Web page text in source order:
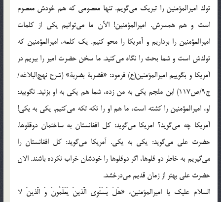
تولد اميرالمؤمنين را تبريك مي‌گويم. تنها معصومي كه هم خودش معصوم
است و هم همسرش. اميرالمؤمنين! الآن ما مي‌توانيم يكي از كلمات
اميرالمؤمنين را برداريم و آمريكا را محو كنيم. يك كلمه، اميرالمؤمنين كه
تولدش است و شما بحث را نگاه مي‌كنيد. ما سخن حضرت امير را ببريم در
آمريكا و بگوييم اميرالمؤمنين(ع) فرمود: «فضربة بضربة» (شرح نهج‌البلاغه/
ج9/ص117) ابن ملجم يكي به من زده، شما هم يكي به او بزنيد. نگوييد:
او، اميرالمؤمنين را كشته است، ما هم او را تكه تكه مي‌كنيم. يكي به يكي!
آمريكا چه مي‌گويد؟ امريكا مي‌گويد: كل افغانستان به ساختمان دوقلوها.
حضرت علي مي‌گويد: يكي به يكي. آمريكا مي‌گويد: كل افغانستان را
مي‌گيريم به خاطر دو قلوها، اگر دوقلوها را خودشان خراب نكرده باشند. الان
حضرت علي بهتر از زمان قديم مي‌درخشد.
السلام عليك يا اميرالمؤمنين، «هَلْ يَسْتَوِي الَّذينَ يَعْلَمُونَ وَ الَّذينَ لا